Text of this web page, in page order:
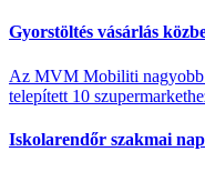
Gyorstöltés vásárlás
Az MVM Mobiliti nagyobb
telepített 10
Iskolarendőr szakmai nap